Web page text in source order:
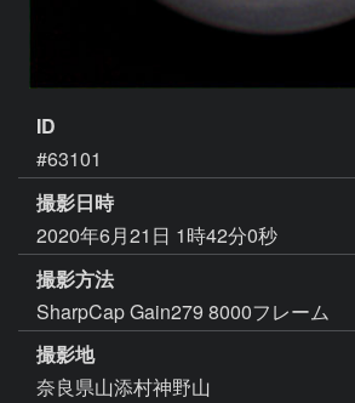
ID
#63101
撮影日時
2020年6月21日 1時42分0秒
撮影方法
SharpCap Gain279 8000フレーム
撮影地
奈良県山添村神野山